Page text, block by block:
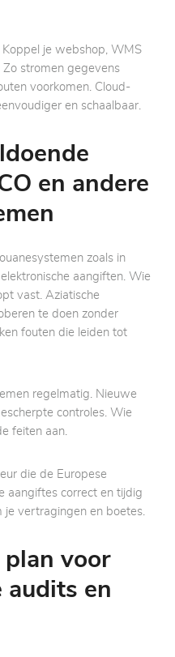
Koppel je webshop, WMS
stromen gegevens
voorkomen. Cloud-
en schaalbaar.
en andere
zoals in
aangiften. Wie
vast. Aziatische
te doen zonder
fouten die leiden tot
regelmatig. Nieuwe
controles. Wie
feiten aan.
die de Europese
aangiftes correct en tijdig
je vertragingen en boetes.
plan voor
audits en